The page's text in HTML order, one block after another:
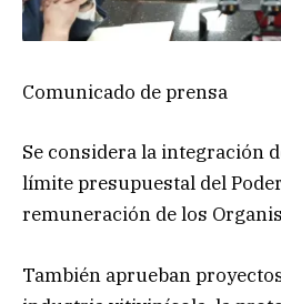
Comunicado de prensa
Se considera la integración
límite presupuestal del
remuneración de los
También aprueban